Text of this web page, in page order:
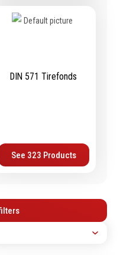
DIN 571 Tirefonds
See 323 Products